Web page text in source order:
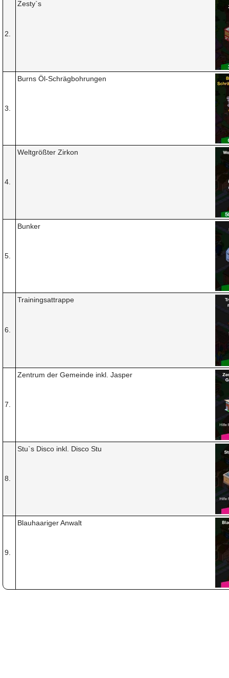
2.
Zesty`s
3.
Burns Öl-Schrägbohrungen
4.
Weltgrößter Zirkon
5.
Bunker
6.
Trainingsattrappe
7.
Zentrum der Gemeinde inkl. Jasper
8.
Stu`s Disco inkl. Disco Stu
9.
Blauhaariger Anwalt